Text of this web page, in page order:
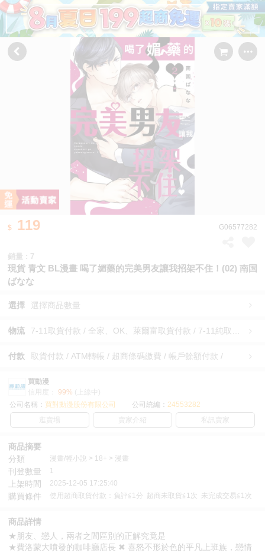
119 G06577282
銷量 : 7
現貨 青文 BL漫畫 喝了媚藥的完美男友讓我招架不住！(02) 南国
ばなな
選擇 選擇商品數量
物流
付款 取貨付款 / ATM轉帳 / 超商條碼繳費 / 帳戶餘額付款 /
買動漫
信用度：
99% (上線中)
公司名稱： 買對動漫股份有限公司 公司統編： 24553282
逛賣場
賣家介紹 私訊賣家
商品摘要
分類
漫畫/輕小說 > 18+ > 漫畫
刊登數量 1
上架時間 2025-12-05 17:25:40
購買條件 使用超商取貨付款：負評≦1分 超商未取貨≦1次 未完成交易≦1次
商品詳情
★朋友、戀人，兩者之間區別的正解究竟是
★費洛蒙大噴發的咖啡廳店長 ✖ 喜怒不形於色的平凡上班族，戀情